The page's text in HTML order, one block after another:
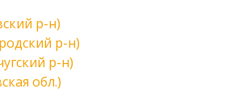
р-н)
р-н)
р-н)
обл.)